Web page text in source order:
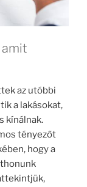
amit
az utóbbi
a lakásokat,
kínálnak.
tényezőt
hogy a